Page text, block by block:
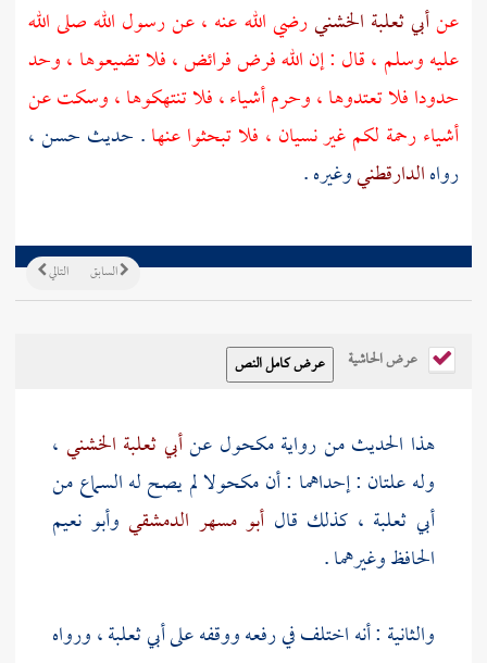
عنأبي ثعلبة الخشنيرضي الله عنه ، عن رسول الله صلى الله
عليه وسلم ، قال : إن الله فرض فرائض ، فلا تضيعوها ، وحد
حدودا فلا تعتدوها ، وحرم أشياء ، فلا تنتهكوها ، وسكت عن
أشياء رحمة لكم غير نسيان ، فلا تبحثوا عنها. حديث حسن ،
رواهالدارقطنيوغيره .
التالي السابق
عرض الحاشية
هذا الحديث من روايةمكحول عنأبي ثعلبة الخشني ،
وله علتان : إحداهما : أنمكحولالم يصح له السماع من
أبي ثعلبة ، كذلك قال أبو مسهر الدمشقي وأبو نعيم
الحافظ وغيرهما .
والثانية : أنه اختلف في رفعه ووقفه علىأبي ثعلبة، ورواه